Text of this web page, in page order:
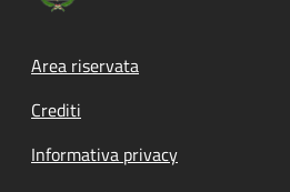
Footer menu
Area riservata
Crediti
Informativa privacy